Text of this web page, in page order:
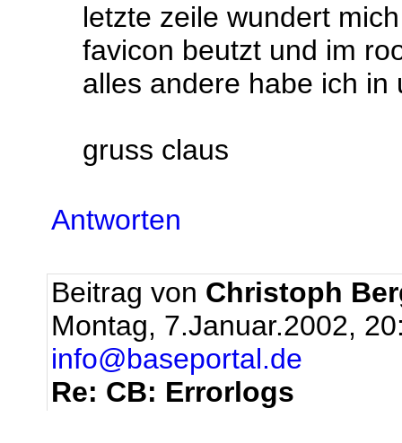
letzte zeile wundert
favicon beutzt und im
alles andere habe ich in
gruss claus
Antworten
Beitrag von Christoph
Montag, 7.Januar.2002,
info@baseportal.de
Re: CB: Errorlogs